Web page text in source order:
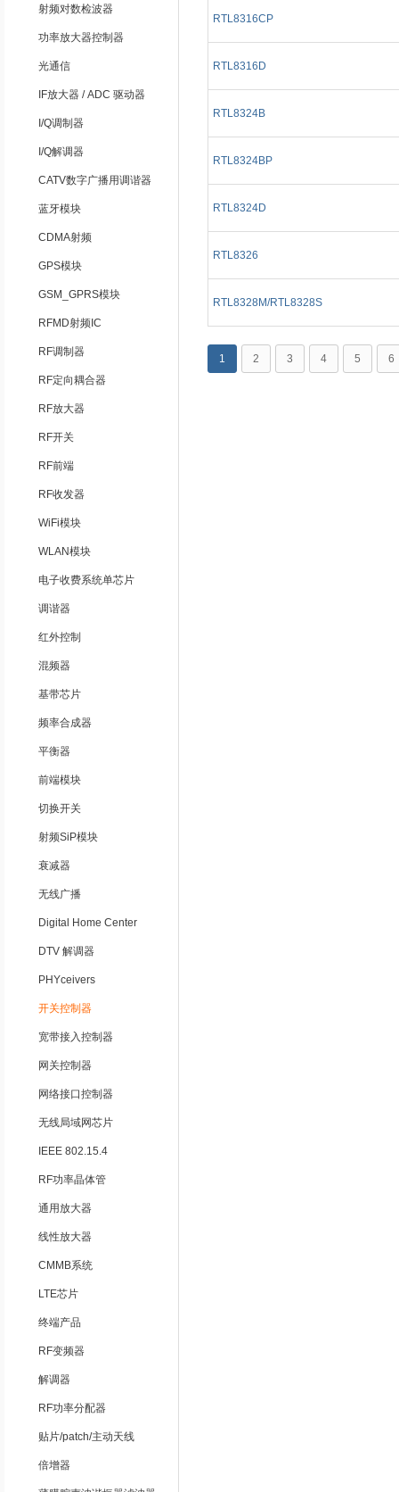
RTL8316CP
RTL8316D
RTL8324B
RTL8324BP
RTL8324D
RTL8326
RTL8328M/RTL8328S
1 2 3 4 5 6
射频对数检波器
功率放大器控制器
光通信
IF放大器 / ADC 驱动器
I/Q调制器
I/Q解调器
CATV数字广播用调谐器
蓝牙模块
CDMA射频
GPS模块
GSM_GPRS模块
RFMD射频IC
RF调制器
RF定向耦合器
RF放大器
RF开关
RF前端
RF收发器
WiFi模块
WLAN模块
电子收费系统单芯片
调谐器
红外控制
混频器
基带芯片
频率合成器
平衡器
前端模块
切换开关
射频SiP模块
衰减器
无线广播
Digital Home Center
DTV 解调器
PHYceivers
开关控制器
宽带接入控制器
网关控制器
网络接口控制器
无线局域网芯片
IEEE 802.15.4
RF功率晶体管
通用放大器
线性放大器
CMMB系统
LTE芯片
终端产品
RF变频器
解调器
RF功率分配器
贴片/patch/主动天线
倍增器